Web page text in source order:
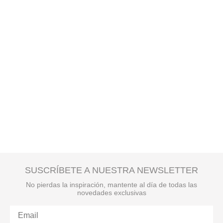
SUSCRÍBETE A NUESTRA NEWSLETTER
No pierdas la inspiración, mantente al día de todas las
novedades exclusivas